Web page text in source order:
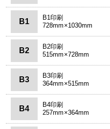
B1
B1印刷
728mm×1030mm
B2
B2印刷
515mm×728mm
B3
B3印刷
364mm×515mm
B4
B4印刷
257mm×364mm